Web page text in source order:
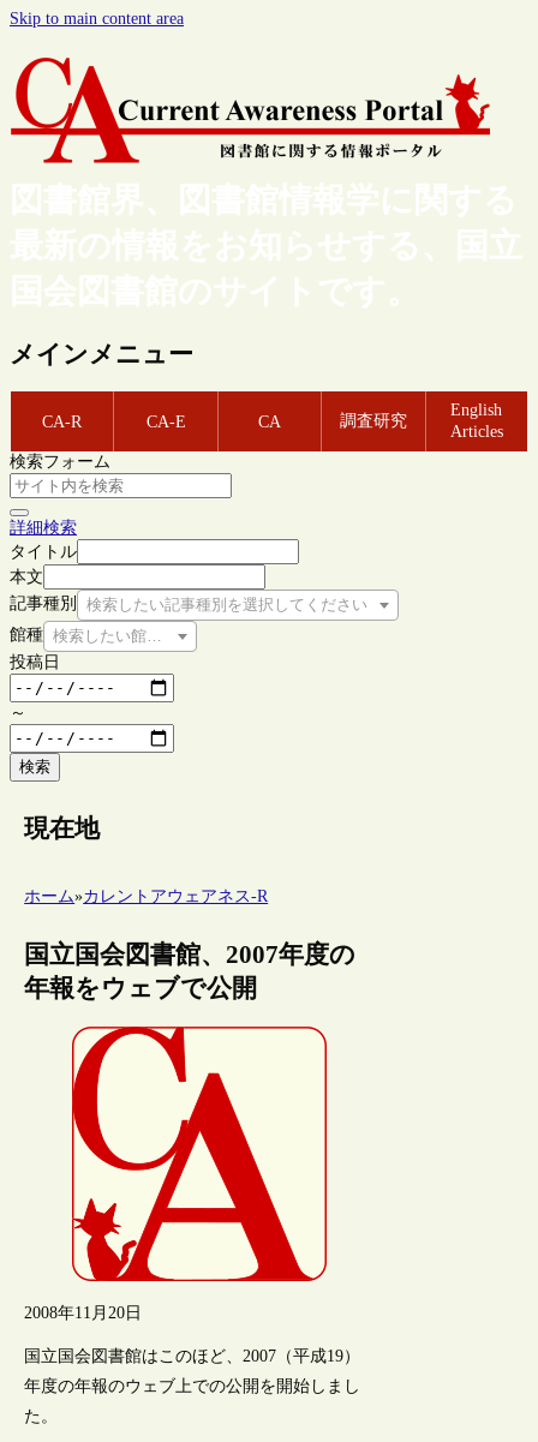
Skip to main content area
図書館界、図書館情報学に関する
最新の情報をお知らせする、国立
国会図書館のサイトです。
メインメニュー
CA-R CA-E CA 調査研究
English
Articles
検索フォーム
詳細検索
タイトル
本文
記事種別
検索したい記事種別を選択してください
館種 検索したい館種を選択してください
投稿日
～
検索
現在地
ホーム»カレントアウェアネス-R
国立国会図書館、2007年度の
年報をウェブで公開
2008年11月20日
国立国会図書館はこのほど、2007（平成19）
年度の年報のウェブ上での公開を開始しまし
た。